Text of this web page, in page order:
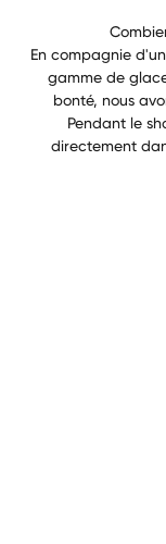
En compagnie
gamme de
bonté, nous
Pendant le
directement